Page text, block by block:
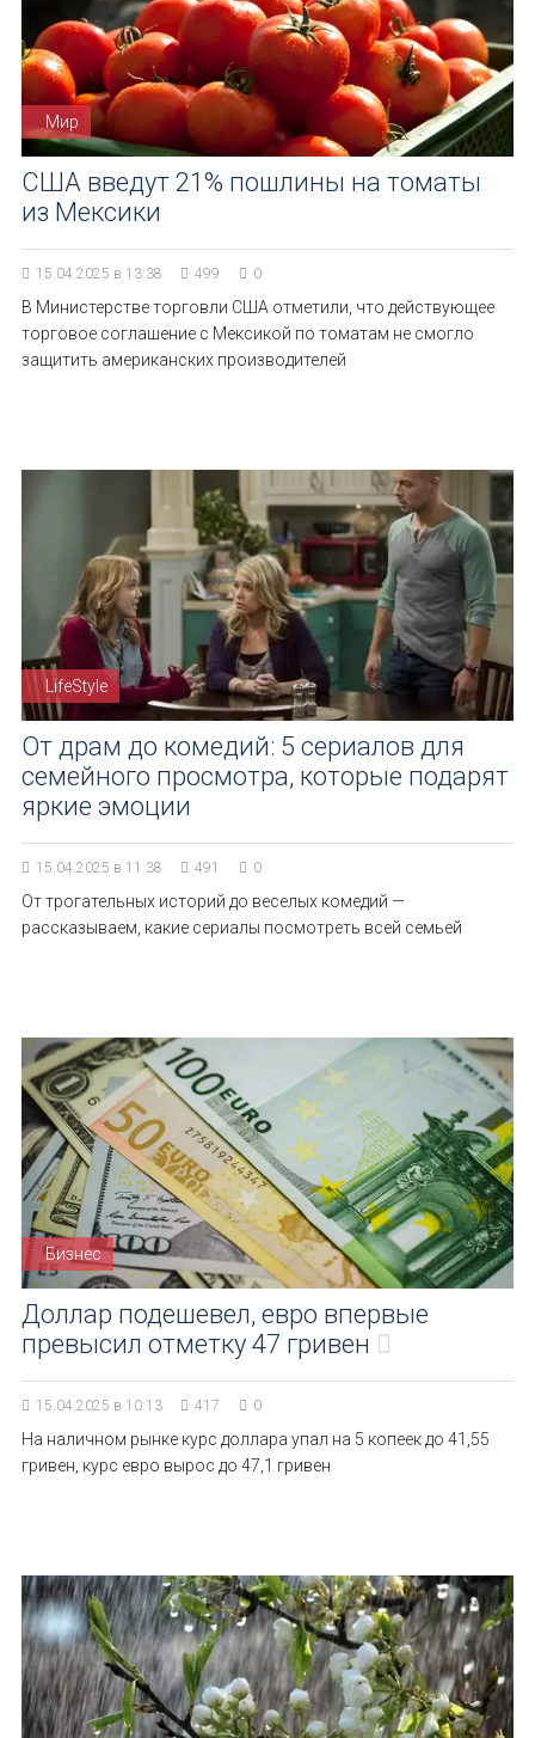
Мир
США введут 21% пошлины на томаты
из Мексики
15.04.2025 в 13:38 499 0
В Министерстве торговли США отметили, что действующее
торговое соглашение с Мексикой по томатам не смогло
защитить американских производителей
LifeStyle
От драм до комедий: 5 сериалов для
семейного просмотра, которые подарят
яркие эмоции
15.04.2025 в 11:38 491 0
От трогательных историй до веселых комедий —
рассказываем, какие сериалы посмотреть всей семьей
Бизнес
Доллар подешевел, евро впервые
превысил отметку 47 гривен
15.04.2025 в 10:13 417 0
На наличном рынке курс доллара упал на 5 копеек до 41,55
гривен, курс евро вырос до 47,1 гривен